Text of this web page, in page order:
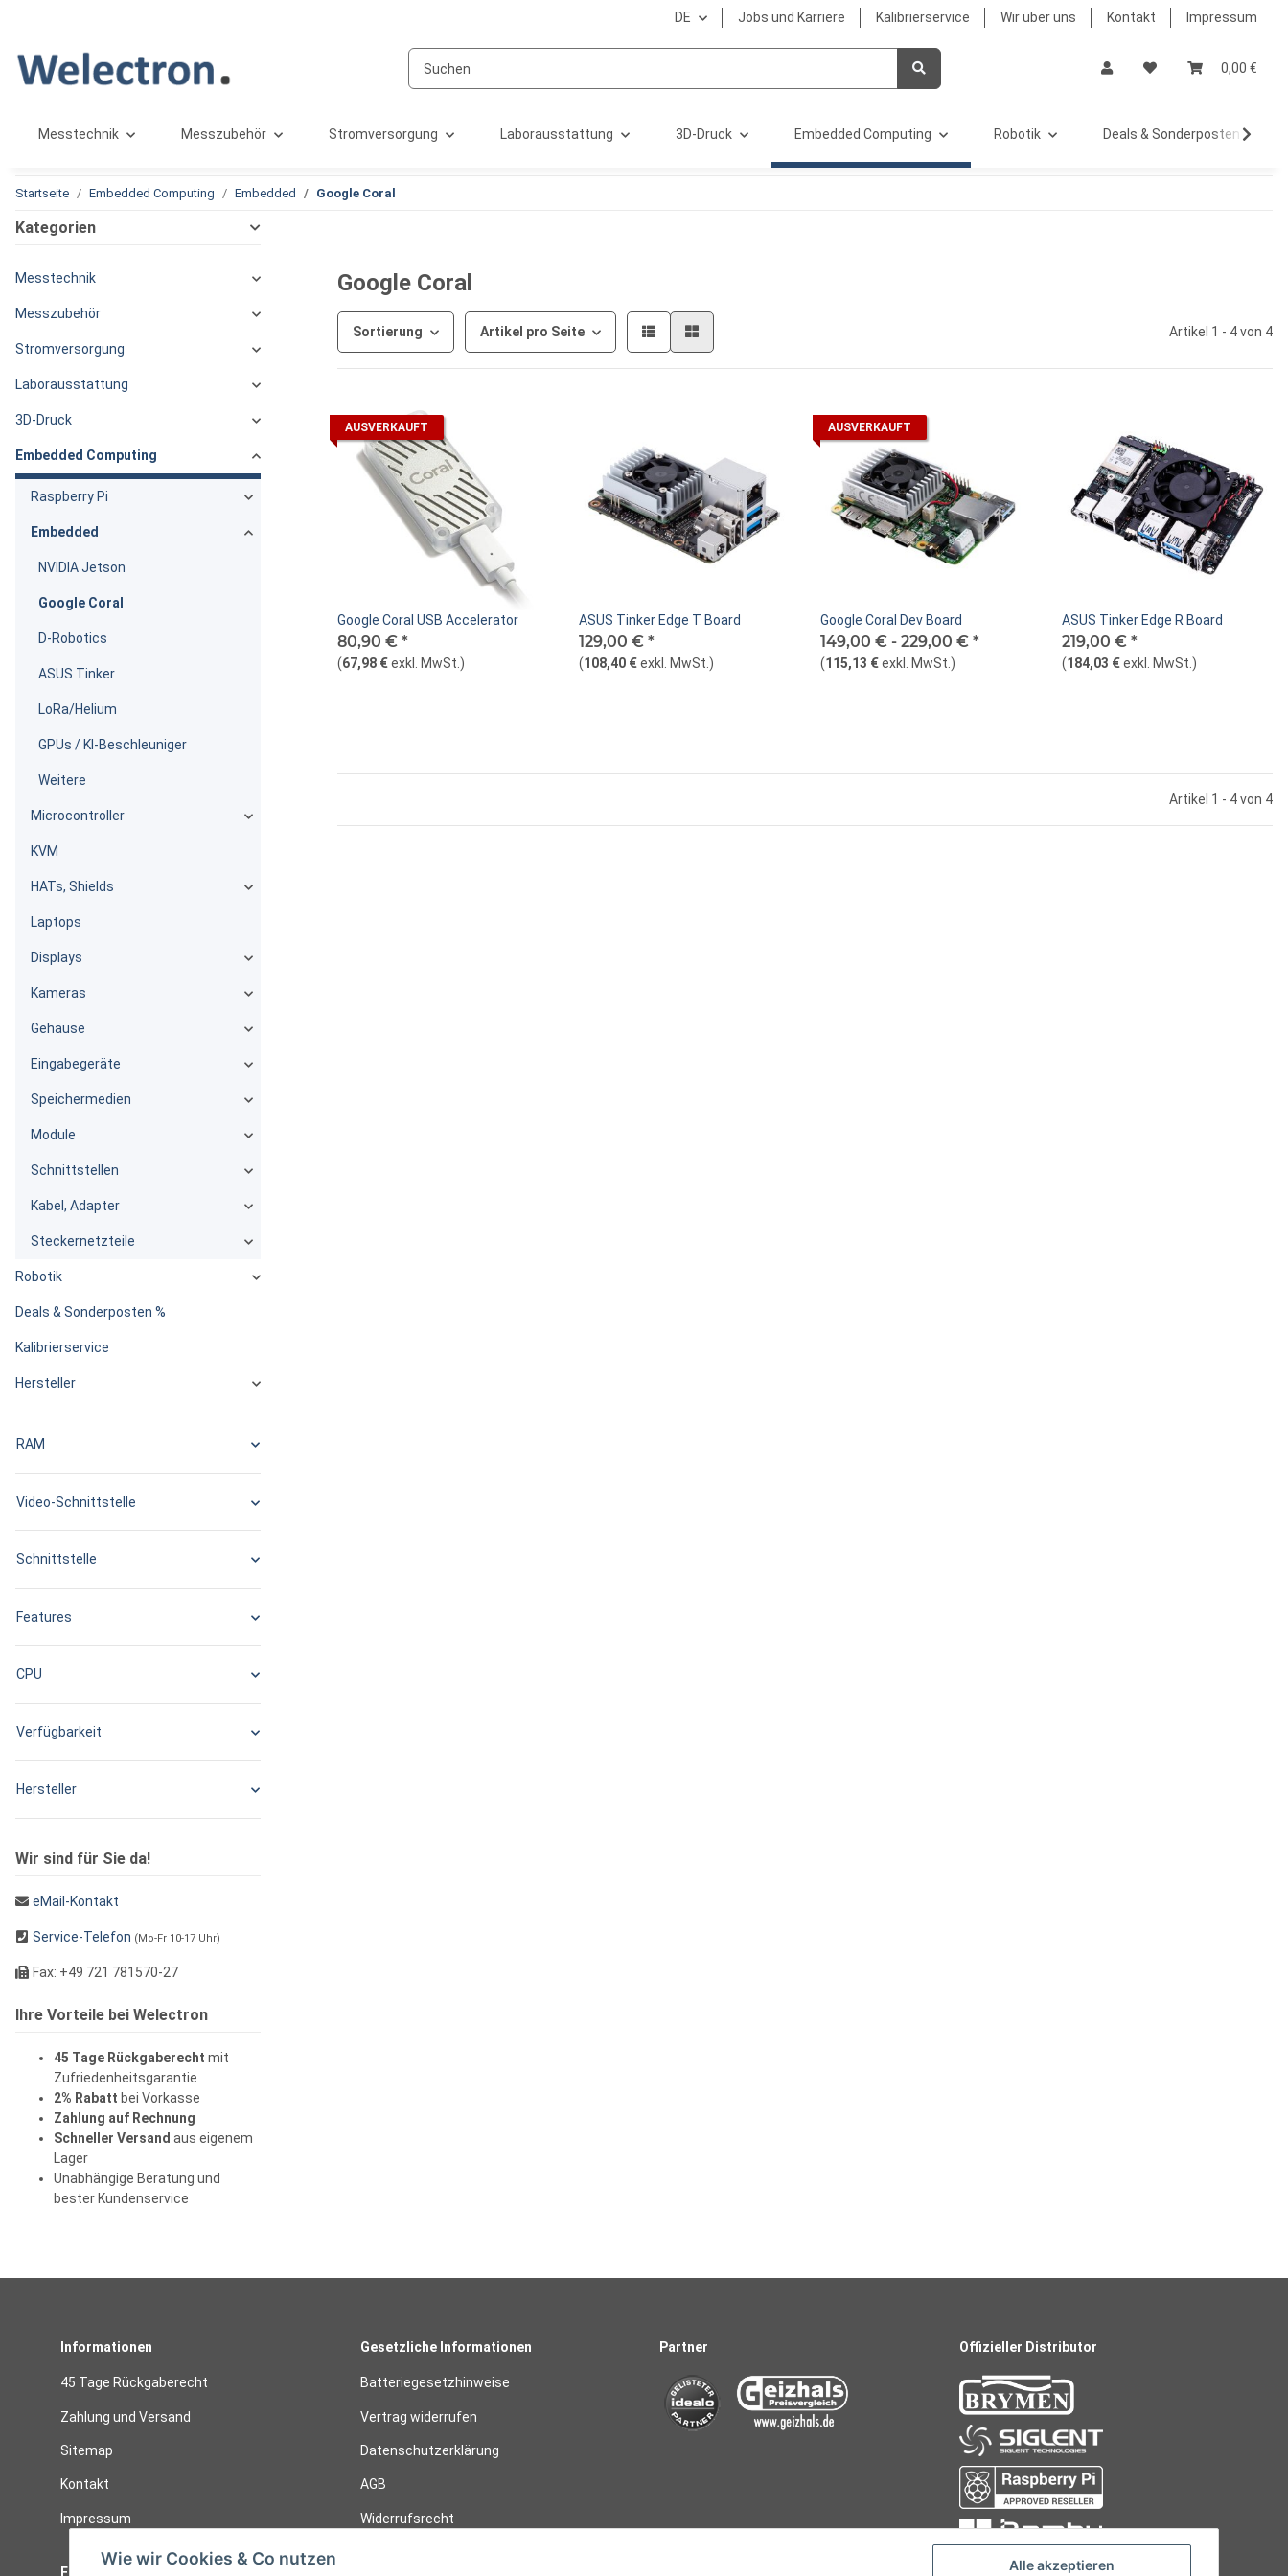
DE Jobs und Karriere Kalibrierservice Wir über uns Kontakt Impressum
0,00 €
Messtechnik Messzubehör Stromversorgung Laborausstattung 3D-Druck Embedded Computing Robotik Deals & Sonderposten %
Startseite Embedded Computing Embedded Google Coral
Google Coral
Sortierung Artikel pro Seite Artikel 1 - 4 von 4
AUSVERKAUFT
Google Coral USB Accelerator
80,90 € *
(67,98 €exkl. MwSt. )
ASUS Tinker Edge T Board
129,00 € *
(108,40 €exkl. MwSt. )
AUSVERKAUFT
Google Coral Dev Board
149,00 € - 229,00 € *
(115,13 €exkl. MwSt. )
ASUS Tinker Edge R Board
219,00 € *
(184,03 €exkl. MwSt. )
Artikel 1 - 4 von 4
Kategorien
Messtechnik
Messzubehör
Stromversorgung
Laborausstattung
3D-Druck
Embedded Computing
Raspberry Pi
Embedded
NVIDIA Jetson
Google Coral
D-Robotics
ASUS Tinker
LoRa/Helium
GPUs / KI-Beschleuniger
Weitere
Microcontroller
KVM
HATs, Shields
Laptops
Displays
Kameras
Gehäuse
Eingabegeräte
Speichermedien
Module
Schnittstellen
Kabel, Adapter
Steckernetzteile
Robotik
Deals & Sonderposten %
Kalibrierservice
Hersteller
RAM
Video-Schnittstelle
Schnittstelle
Features
CPU
Verfügbarkeit
Hersteller
Wir sind für Sie da!
eMail-Kontakt
Service-Telefon (Mo-Fr 10-17 Uhr)
Fax: +49 721 781570-27
Ihre Vorteile bei Welectron
45 Tage Rückgaberecht mit
Zufriedenheitsgarantie
2% Rabatt bei Vorkasse
Zahlung auf Rechnung
Schneller Versand aus eigenem
Lager
Unabhängige Beratung und
bester Kundenservice
Informationen
45 Tage Rückgaberecht
Zahlung und Versand
Sitemap
Kontakt
Impressum
Gesetzliche Informationen
Batteriegesetzhinweise
Vertrag widerrufen
Datenschutzerklärung
AGB
Widerrufsrecht
Partner Offizieller Distributor
Follow Us
Wie wir Cookies & Co nutzen Alle akzeptieren